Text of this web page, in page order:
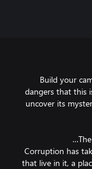
Build your
dangers that this
uncover its
Corruption has
that live in it, a